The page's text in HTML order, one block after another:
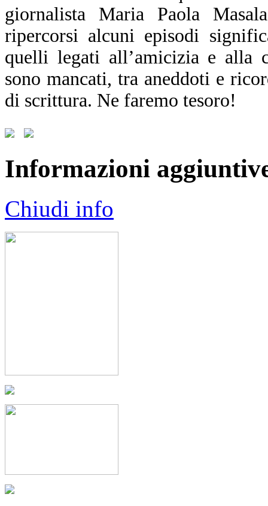
giornalista Maria Paola
ripercorsi alcuni episodi
quelli legati all’amicizia e alla
sono mancati, tra aneddoti e
di scrittura. Ne faremo tesoro!
Informazioni
Chiudi info